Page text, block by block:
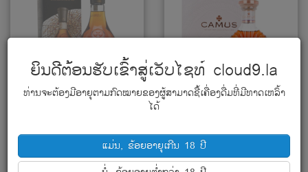
100cl / 40%
1,353,000₭
70cl / 40%
4,118,000₭
ຍິນດີຕ້ອນຮັບເຂົ້າສູ່ເວັບໄຊທ໌ cloud9.la
ທ່ານຈະຕ້ອງມີອາຍຸຕາມກົດໝາຍຂອງຜູ້ສາມາດຊື້ເຄື່ອງດື່ມທີ່ມີທາດເຫລົ້າ
ໄດ້
ແມ່ນ, ຂ້ອຍອາຍຸເກີນ 18 ປີ